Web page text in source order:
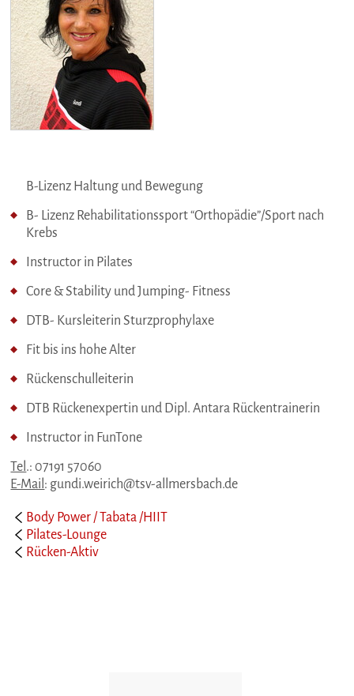
B-Lizenz Haltung und Bewegung
B- Lizenz Rehabilitationssport “Orthopädie”/Sport nach
Krebs
Instructor in Pilates
Core & Stability und Jumping- Fitness
DTB- Kursleiterin Sturzprophylaxe
Fit bis ins hohe Alter
Rückenschulleiterin
DTB Rückenexpertin und Dipl. Antara Rückentrainerin
Instructor in FunTone
Tel .: 07191 57060
E-Mail : gundi.weirich@tsv-allmersbach.de
Body Power / Tabata /HIIT
Pilates-Lounge
Rücken-Aktiv